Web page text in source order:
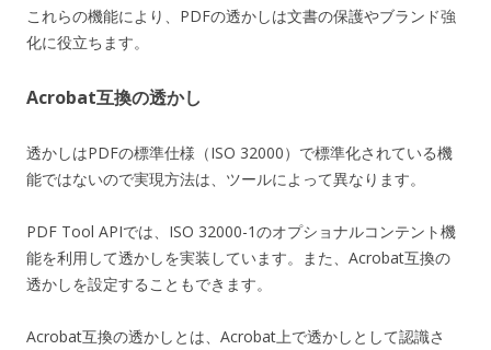
これらの機能により、PDFの透かしは文書の保護やブランド強
化に役立ちます。
Acrobat互換の透かし
透かしはPDFの標準仕様（ISO 32000）で標準化されている機
能ではないので実現方法は、ツールによって異なります。
PDF Tool APIでは、ISO 32000-1のオプショナルコンテント機
能を利用して透かしを実装しています。また、Acrobat互換の
透かしを設定することもできます。
Acrobat互換の透かしとは、Acrobat上で透かしとして認識さ